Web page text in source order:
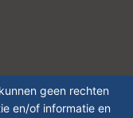
geen rechten
en/of informatie en